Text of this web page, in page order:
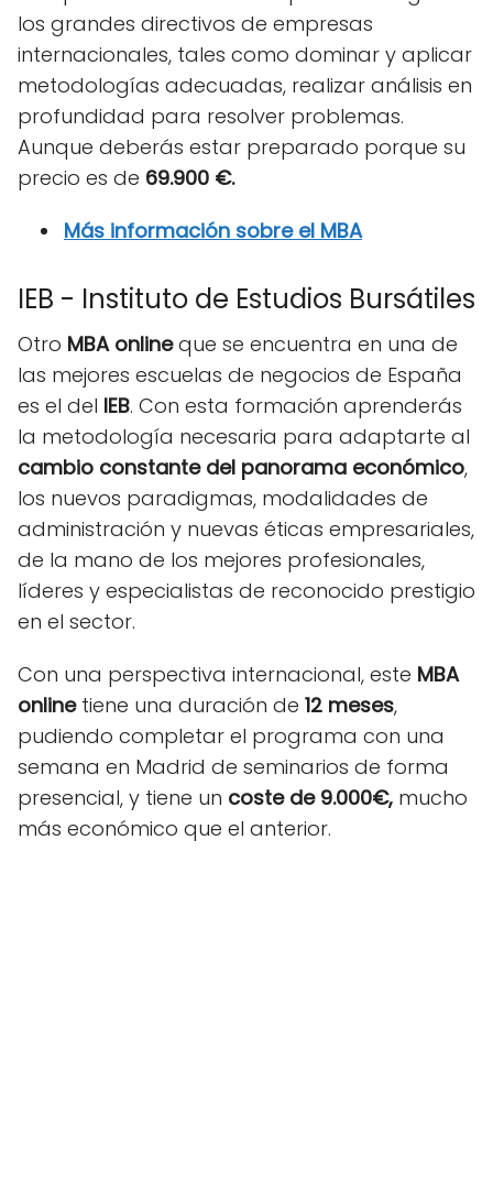
los grandes directivos de empresas
internacionales, tales como dominar y aplicar
metodologías adecuadas, realizar análisis en
profundidad para resolver problemas.
Aunque deberás estar preparado porque su
precio es de 69.900 €.
Más información sobre el MBA
IEB - Instituto de Estudios Bursátiles
Otro MBA onlineque se encuentra en una de
las mejores escuelas de negocios de España
es el del IEB. Con esta formación aprenderás
la metodología necesaria para adaptarte al
cambio constante del panorama económico,
los nuevos paradigmas, modalidades de
administración y nuevas éticas empresariales,
de la mano de los mejores profesionales,
líderes y especialistas de reconocido prestigio
en el sector.
Con una perspectiva internacional, este MBA
onlinetiene una duración de 12 meses,
pudiendo completar el programa con una
semana en Madrid de seminarios de forma
presencial, y tiene un coste de 9.000€, mucho
más económico que el anterior.